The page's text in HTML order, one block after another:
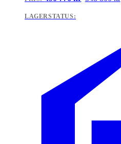
LAGERSTATUS: